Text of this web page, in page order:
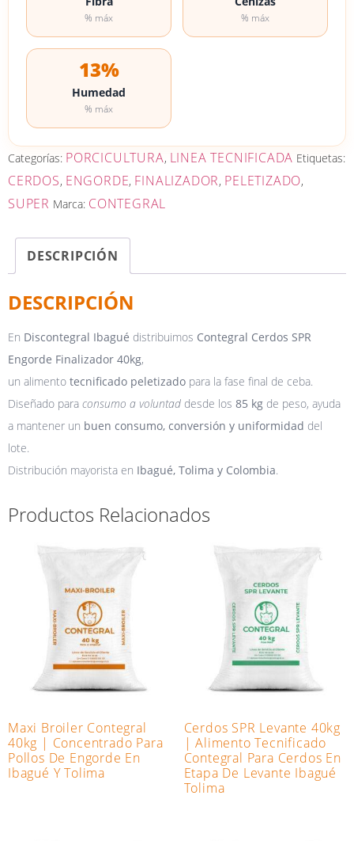
% máx % máx
13%
Humedad
% máx
Categorías: PORCICULTURA, LINEA TECNIFICADA Etiquetas:
CERDOS, ENGORDE, FINALIZADOR, PELETIZADO,
SUPER Marca: CONTEGRAL
DESCRIPCIÓN
DESCRIPCIÓN
En Discontegral Ibagué distribuimos Contegral Cerdos SPR
Engorde Finalizador 40kg,
un alimento tecnificado peletizado para la fase final de ceba.
Diseñado para consumo a voluntad desde los 85 kg de peso, ayuda
a mantener un buen consumo, conversión y uniformidad del
lote.
Distribución mayorista en Ibagué, Tolima y Colombia.
Productos Relacionados
Maxi Broiler Contegral
40kg | Concentrado Para
Pollos De Engorde En
Ibagué Y Tolima
Cerdos SPR Levante 40kg
| Alimento Tecnificado
Contegral Para Cerdos En
Etapa De Levante Ibagué
Tolima